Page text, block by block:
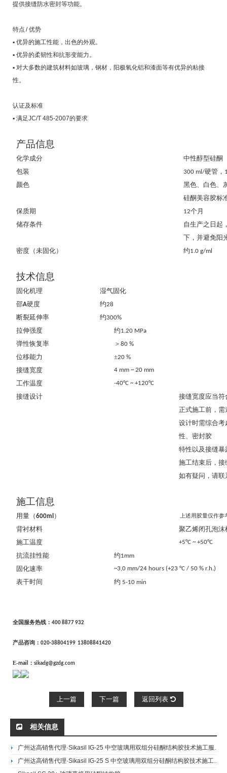
提供接缝防水密封等功能。
特点 / 优势
▪ 优异的施工性能，出色的外观。
▪ 优异的柔韧性和抗形变能力。
▪ 对大多数的建筑材料如玻璃，钢材，阳极氧化铝和漆面等有优异的粘接
性。
认证及标准
▪ 满足JC/T 485-2007的要求
产品信息
化学成分
中性醇型硅酮
包装
300 ml/硬管，
颜色
黑色、白色、
硅酮美容胶标
保质期
12个月
储存条件
自生产之日起
下，并避免阳
密度（未固化）
约1.0 g/ml
技术信息
固化机理
湿气固化
邵A硬度 约28
断裂延伸率 约300%
拉伸强度 约1.20 MPa
弹性恢复率 ＞ 80 %
位移能力 ±20 %
接缝宽度 4 mm ~ 20 mm
工作温度 -40°C ~ +120°C
接缝设计
接缝宽度应当
正式施工前，
设计时需综合
性、密封胶
特性以及接缝
施工结束后，
如有疑问，请
施工信息
用量（600ml ） 上述用胶量仅作参
背衬材料
聚乙烯闭孔泡沫
施工温度
+5°C ~ +50°C
抗流挂性能 约1mm
固化速率 ~3,0 mm/24 hours (+23 °C / 50 % r.h.)
表干时间 约 5-10 min
全国服务热线： 400 8877 932
产品咨询： 020-38804199 13808841420
E-mail ： sikadg@gzdg.com
上一篇 下一篇 返回列表
相关信息
广州达高销售代理·Sikasil IG-25 中空玻璃用双组分硅酮结构胶技术施工服务Sikasil IG 25 中空玻璃用硅酮结构胶
广州达高销售代理·Sikasil IG-25 S 中空玻璃用双组分硅酮结构胶技术施工服务Sikasil IG 25 S中空玻璃用硅酮结构胶